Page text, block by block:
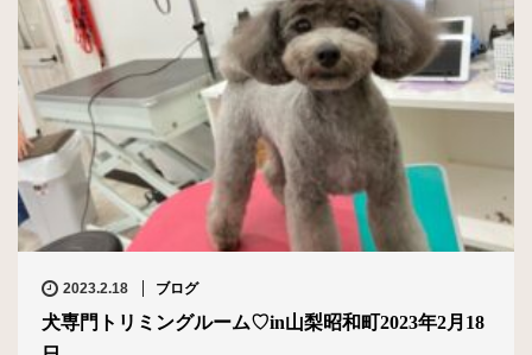
2023.2.18 ブログ
犬専門トリミングルーム♡in山梨昭和町2023年2月18